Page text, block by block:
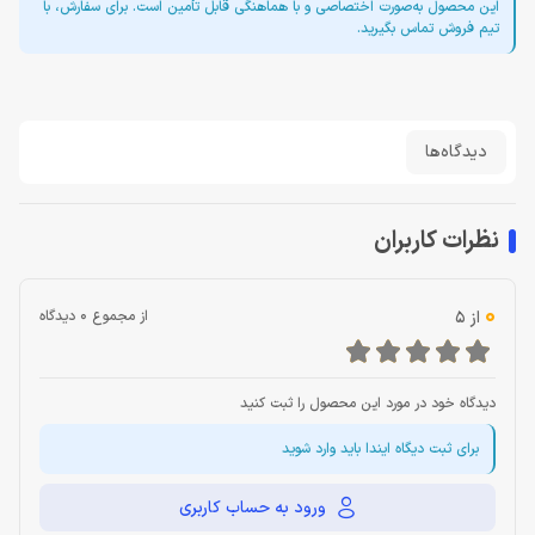
این محصول به‌صورت اختصاصی و با هماهنگی قابل تأمین است. برای سفارش، با
تیم فروش تماس بگیرید.
دیدگاه‌ها
نظرات کاربران
0 از 5 از مجموع 0 دیدگاه
دیدگاه خود در مورد این محصول را ثبت کنید
برای ثبت دیگاه ایندا باید وارد شوید
ورود به حساب کاربری